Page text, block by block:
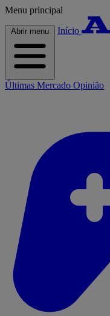
Menu principal
Abrir menu Início
Últimas Mercado Opinião